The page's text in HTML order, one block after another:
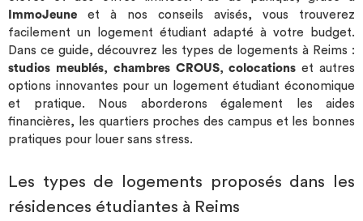
(aspirateur, fer à repasser...), une salle de détente et l'accès à
un local vélo. Tout cela est compris dans votre loyer.
Notre service de maintenance assure l'entretien de votre
logement si nécessaire et de la résidence de manière
quotidienne. Enfin, en vous acquittant d’une charge
supplémentaire, vous pourrez utiliser notre laverie connectée
(machines à laver et sèche linge) en libre-service. La résidence est
éligible aux aides aux logement. Nous pouvons vous accompagner
dans vos démarches administratives auprès de la CAF ou pour la
que nous acceptons pour votre dossier de candidature. Nous
toute précision supplémentaire qui s'avèrerait importante pour
ImmoJeune et à nos conseils avisés, vous trouverez
facilement un logement étudiant adapté à votre budget.
Dans ce guide, découvrez les types de logements à Reims :
studios meublés, chambres CROUS,colocations et autres
options innovantes pour un logement étudiant économique
et pratique. Nous aborderons également les aides
financières, les quartiers proches des campus et les bonnes
pratiques pour louer sans stress.
Les types de logements proposés dans les
résidences étudiantes à Reims